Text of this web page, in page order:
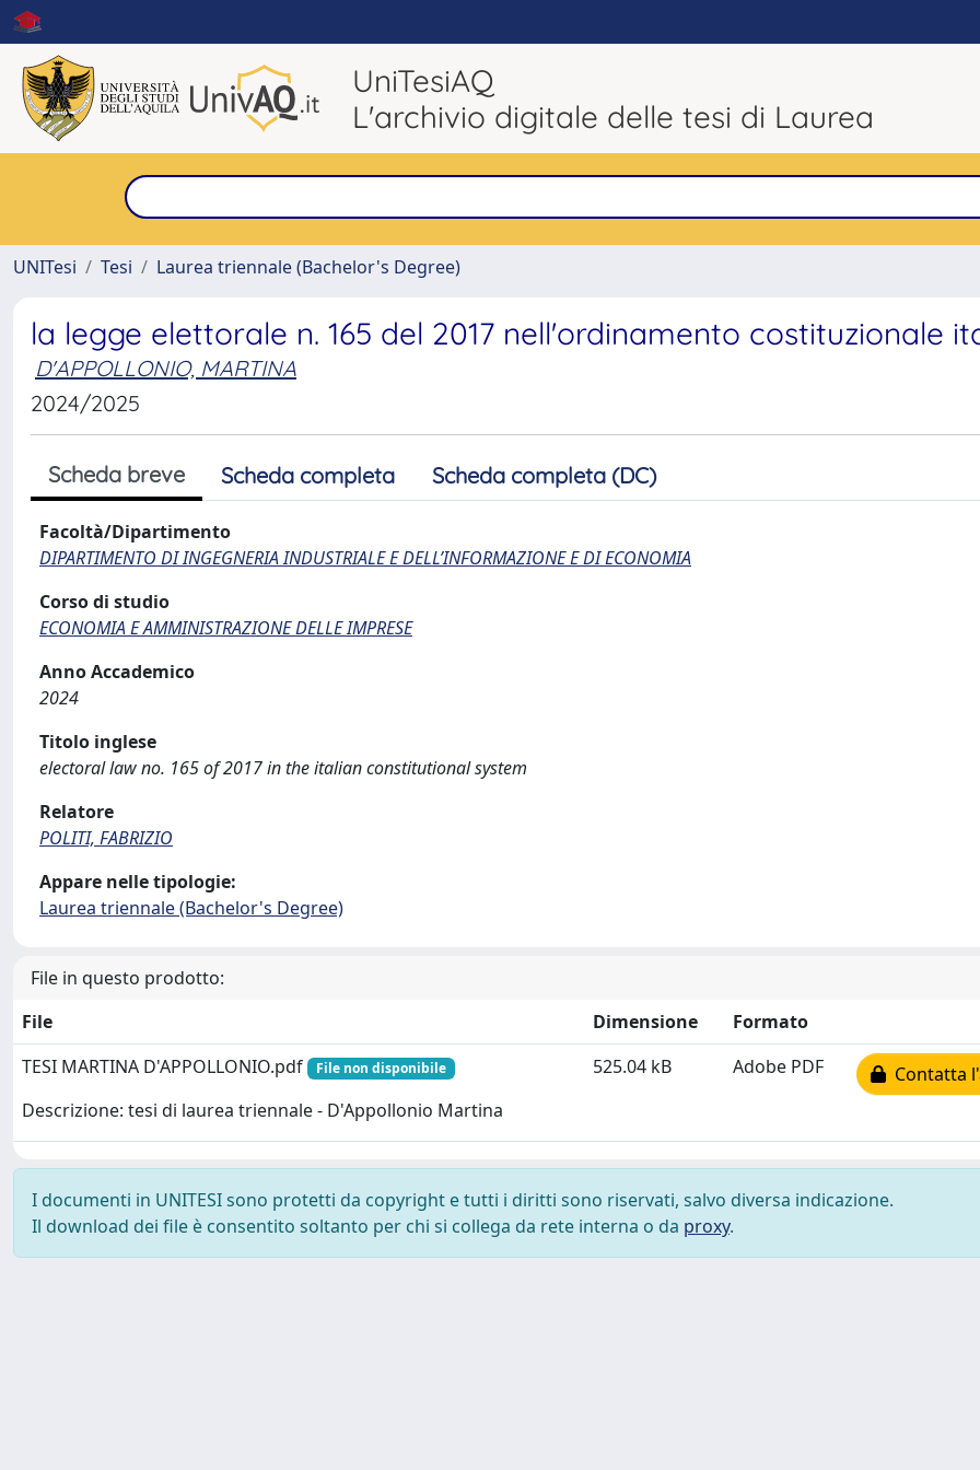
UniTesiAQ
L'archivio digitale delle tesi di Laurea
UNITesi
Tesi Laurea triennale (Bachelor's Degree)
la legge elettorale n. 165 del 2017 nell'ordinamento costituzionale
D'APPOLLONIO, MARTINA
2024/2025
Scheda breve Scheda completa Scheda completa (DC)
Facoltà/Dipartimento
DIPARTIMENTO DI INGEGNERIA INDUSTRIALE E DELL’INFORMAZIONE E DI ECONOMIA
Corso di studio
ECONOMIA E AMMINISTRAZIONE DELLE IMPRESE
Anno Accademico
2024
Titolo inglese
electoral law no. 165 of 2017 in the italian constitutional system
Relatore
POLITI, FABRIZIO
Appare nelle tipologie:
Laurea triennale (Bachelor's Degree)
File in questo prodotto:
File
Dimensione
Formato
TESI MARTINA D'APPOLLONIO.pdf
File non disponibile
Descrizione: tesi di laurea triennale - D'Appollonio Martina
525.04 kB Adobe PDF Contatta
I documenti in UNITESI sono protetti da copyright e tutti i diritti sono riservati, salvo diversa indicazione.
Il download dei file è consentito soltanto per chi si collega da rete interna o da proxy.